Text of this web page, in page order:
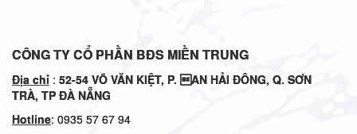
CÔNG TY CỔ PHẦN BĐS MIỀN TRUNG
Địa chỉ : 52-54 VÕ VĂN KIỆT, P. AN HẢI ĐÔNG, Q. SƠN
TRÀ, TP ĐÀ NẴNG
Hotline: 0935 57 67 94